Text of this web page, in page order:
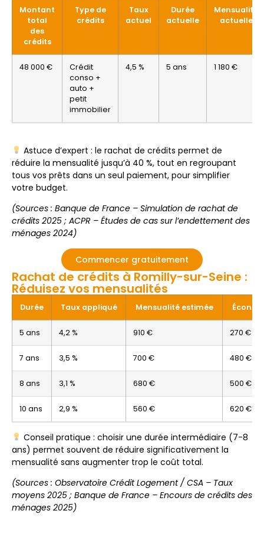
Montant
total
des
crédits
Type de
crédits
Taux
actuel
Durée
actuelle
Mensualité
actuelle
48 000 €
Crédit
conso +
auto +
petit
immobilier
4,5 % 5 ans 1 180 €
Astuce d’expert : le rachat de crédits permet de
réduire la mensualité jusqu’à 40 %, tout en regroupant
tous vos prêts dans un seul paiement, pour simplifier
votre budget.
(Sources : Banque de France – Simulation de rachat de
crédits 2025 ; ACPR – Études de cas sur l’endettement des
ménages 2024)
Commencer gratuitement
Rachat de crédits à Romilly-sur-Seine :
Réduisez vos mensualités
Durée Taux appliqué Mensualité estimée
5 ans 4,2 % 910 € 270 €
7 ans 3,5 % 700 € 480 €
8 ans 3,1 % 680 € 500 €
10 ans 2,9 % 560 € 620 €
Conseil pratique : choisir une durée intermédiaire (7-8
ans) permet souvent de réduire significativement la
mensualité sans augmenter trop le coût total.
(Sources : Observatoire Crédit Logement / CSA – Taux
moyens 2025 ; Banque de France – Encours de crédits des
ménages 2025)